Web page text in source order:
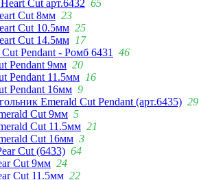
Cut арт.6432 65
Cut 8мм 23
Cut 10.5мм 25
Cut 14.5мм 17
Cut Pendant - Ромб 6431
46
Pendant 9мм 20
Pendant 11.5мм 16
Pendant 16мм 9
Emerald Cut Pendant (арт.6435) 29
Cut 9мм 5
Cut 11.5мм 21
Cut 16мм 3
Cut (6433) 64
Cut 9мм 24
Cut 11.5мм 22